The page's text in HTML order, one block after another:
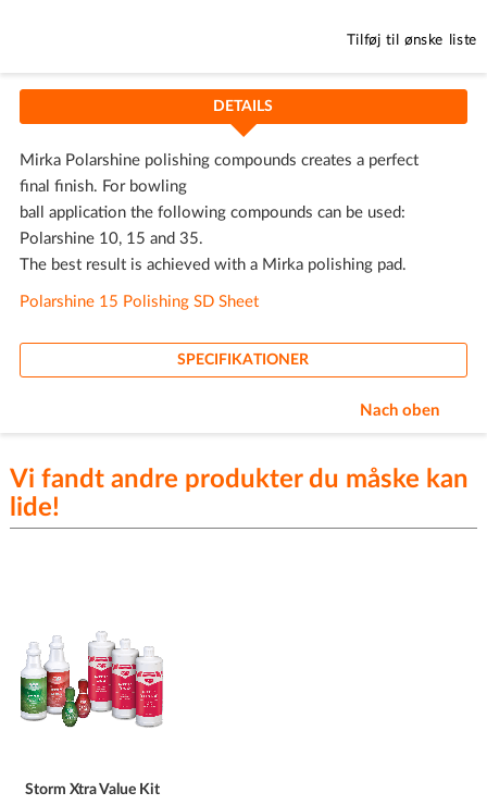
Tilføj til ønske liste
DETAILS
Mirka Polarshine polishing compounds creates a perfect
final finish. For bowling
ball application the following compounds can be used:
Polarshine 10, 15 and 35.
The best result is achieved with a Mirka polishing pad.
Polarshine 15 Polishing SD Sheet
SPECIFIKATIONER
Nach oben
Vi fandt andre produkter du måske kan
lide!
Storm Xtra Value Kit